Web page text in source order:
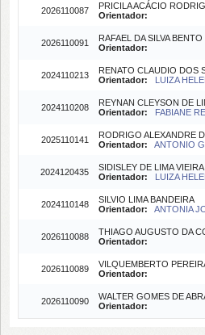
2026110087
PRICILA ACÁCIO
Orientador:
2026110091
RAFAEL DA SILVA BENTO
Orientador:
2024110213
RENATO CLAUDIO DOS
Orientador:
LUIZA
2024110208
REYNAN CLEYSON DE
Orientador:
FABIANE
2025110141
RODRIGO ALEXANDRE
Orientador:
ANTONIO
2024120435
SIDISLEY DE LIMA VIEIRA
Orientador:
LUIZA
2024110148
SILVIO LIMA BANDEIRA
Orientador:
ANTONIA
2026110088
THIAGO AUGUSTO DA
Orientador:
2026110089
VILQUEMBERTO
Orientador:
2026110090
WALTER GOMES DE
Orientador: